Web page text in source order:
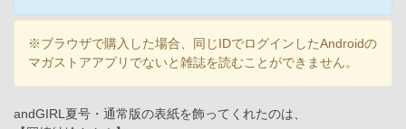
※ブラウザで購入した場合、同じIDでログインしたAndroidの
マガストアアプリでないと雑誌を読むことができません。
andGIRL夏号・通常版の表紙を飾ってくれたのは、